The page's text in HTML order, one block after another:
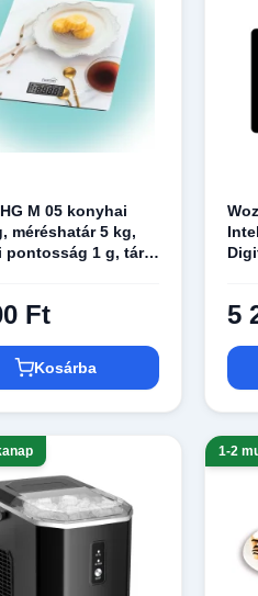
M 05 konyhai
méréshatár 5 kg,
pontosság 1 g, tára
Ft
Kosárba
5
1-2